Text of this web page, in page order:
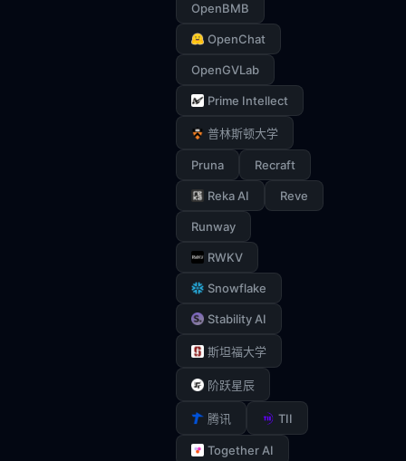
OpenBMB
OpenChat
OpenGVLab
Prime Intellect
普林斯顿大学
Pruna Recraft
Reka AI Reve
Runway
RWKV
Snowflake
Stability AI
斯坦福大学
阶跃星辰
腾讯 TII
Together AI